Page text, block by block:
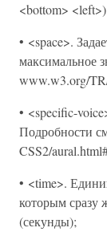
<bottom>
• <space>.
максимальное
www.w3.org/
• <specific-
Подробности
CSS2/
• <time>.
которым сразу
(секунды);